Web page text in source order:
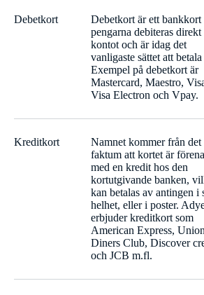
Debetkort
Debetkort är ett bankkort
pengarna debiteras direkt
kontot och är idag det
vanligaste sättet att betala
Exempel på debetkort är
Mastercard, Maestro,
Visa Electron och Vpay.
Kreditkort
Namnet kommer från det
faktum att kortet är
med en kredit hos den
kortutgivande banken,
kan betalas av antingen i
helhet, eller i poster.
erbjuder kreditkort som
American Express,
Diners Club, Discover
och JCB m.fl.